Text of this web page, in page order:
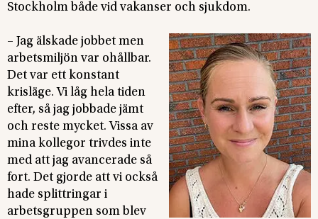
Stockholm både vid vakanser och sjukdom.
– Jag älskade jobbet men
arbetsmiljön var ohållbar.
Det var ett konstant
krisläge. Vi låg hela tiden
efter, så jag jobbade jämt
och reste mycket. Vissa av
mina kollegor trivdes inte
med att jag avancerade så
fort. Det gjorde att vi också
hade splittringar i
arbetsgruppen som blev